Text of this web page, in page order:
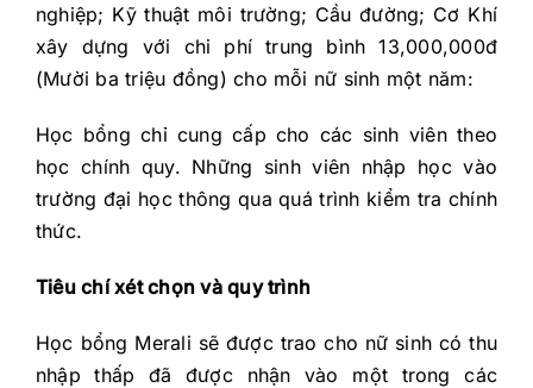
nghiệp; Kỹ thuật môi trường; Cầu đường; Cơ Khí
xây dựng với chi phí trung bình 13,000,000đ
(Mười ba triệu đồng) cho mỗi nữ sinh một năm:
Học bổng chỉ cung cấp cho các sinh viên theo
học chính quy. Những sinh viên nhập học vào
trường đại học thông qua quá trình kiểm tra chính
thức.
Tiêu chí xét chọn và quy trình
Học bổng Merali sẽ được trao cho nữ sinh có thu
nhập thấp đã được nhận vào một trong các